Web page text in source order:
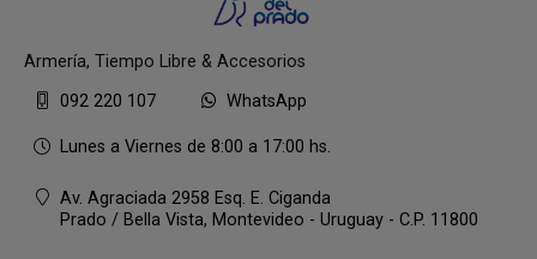
Armería, Tiempo Libre & Accesorios
092 220 107
WhatsApp
Lunes a Viernes de 8:00 a 17:00 hs.
Av. Agraciada 2958 Esq. E. Ciganda
Prado / Bella Vista, Montevideo - Uruguay - C.P. 11800